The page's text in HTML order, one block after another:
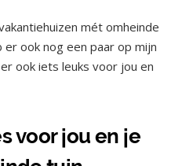
mét omheinde
ook nog een paar op mijn
ook iets leuks voor jou en
voor jou en je